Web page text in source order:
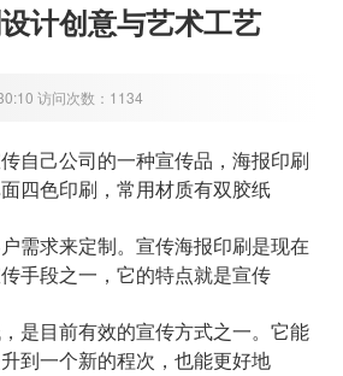
计创意与艺术工艺
访问次数：1134
自己公司的一种宣传品，海报印刷
四色印刷，常用材质有双胶纸
需求来定制。宣传海报印刷是现在
手段之一，它的特点就是宣传
是目前有效的宣传方式之一。它能
到一个新的程次，也能更好地